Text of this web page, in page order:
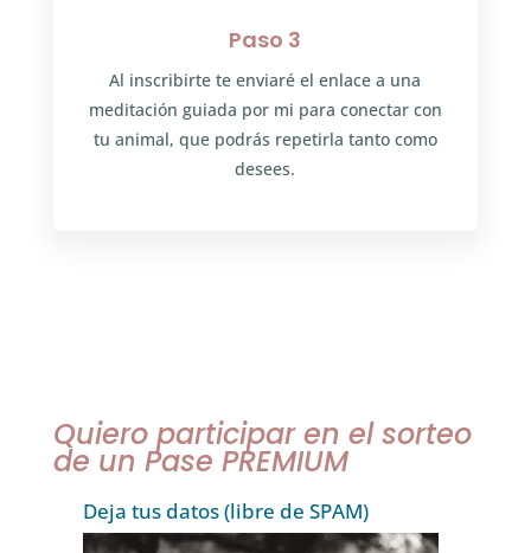
Paso 3
Al inscribirte te enviaré el enlace a una
meditación guiada por mi para conectar con
tu animal, que podrás repetirla tanto como
desees.
Quiero participar en el sorteo
de un Pase PREMIUM
Deja tus datos (libre de SPAM)